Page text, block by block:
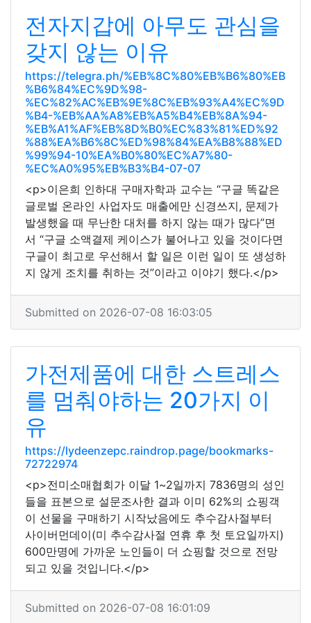
전자지갑에 아무도 관심을
갖지 않는 이유
https://telegra.ph/%EB%8C%80%EB%B6%80%EB
%B6%84%EC%9D%98-
%EC%82%AC%EB%9E%8C%EB%93%A4%EC%9D
%B4-%EB%AA%A8%EB%A5%B4%EB%8A%94-
%EB%A1%AF%EB%8D%B0%EC%83%81%ED%92
%88%EA%B6%8C%ED%98%84%EA%B8%88%ED
%99%94-10%EA%B0%80%EC%A7%80-
%EC%A0%95%EB%B3%B4-07-07
<p>이은희 인하대 구매자학과 교수는 “구글 똑같은
글로벌 온라인 사업자도 매출에만 신경쓰지, 문제가
발생했을 때 무난한 대처를 하지 않는 때가 많다”면
서 “구글 소액결제 케이스가 불어나고 있을 것이다면
구글이 최고로 우선해서 할 일은 이런 일이 또 생성하
지 않게 조치를 취하는 것”이라고 이야기 했다.</p>
Submitted on 2026-07-08 16:03:05
가전제품에 대한 스트레스
를 멈춰야하는 20가지 이
유
https://lydeenzepc.raindrop.page/bookmarks-
72722974
<p>전미소매협회가 이달 1~2일까지 7836명의 성인
들을 표본으로 설문조사한 결과 이미 62%의 쇼핑객
이 선물을 구매하기 시작났음에도 추수감사절부터
사이버먼데이(미 추수감사절 연휴 후 첫 토요일까지)
600만명에 가까운 노인들이 더 쇼핑할 것으로 전망
되고 있을 것입니다.</p>
Submitted on 2026-07-08 16:01:09